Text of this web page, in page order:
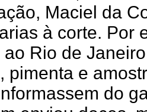
Maciel da
à corte. Por
ao Rio de
pimenta e
do